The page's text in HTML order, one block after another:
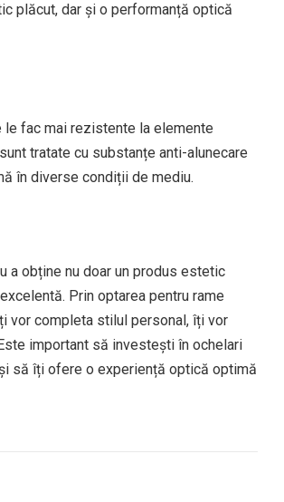
plăcut, dar și o performanță optică
le fac mai rezistente la elemente
tratate cu substanțe anti-alunecare
în diverse condiții de mediu.
a obține nu doar un produs estetic
Prin optarea pentru rame
vor completa stilul personal, îți vor
important să investești în ochelari
să îți ofere o experiență optică optimă